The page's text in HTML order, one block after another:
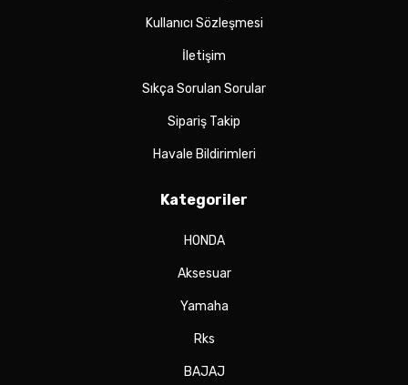
Kullanıcı Sözleşmesi
İletişim
Sıkça Sorulan Sorular
Sipariş Takip
Havale Bildirimleri
Kategoriler
HONDA
Aksesuar
Yamaha
Rks
BAJAJ